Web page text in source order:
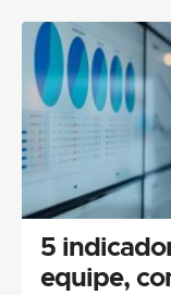
5
equipe,